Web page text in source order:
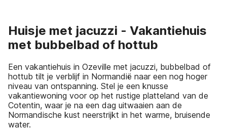
Huisje met jacuzzi - Vakantiehuis
met bubbelbad of hottub
Een vakantiehuis in Ozeville met jacuzzi, bubbelbad of
hottub tilt je verblijf in Normandië naar een nog hoger
niveau van ontspanning. Stel je een knusse
vakantiewoning voor op het rustige platteland van de
Cotentin, waar je na een dag uitwaaien aan de
Normandische kust neerstrijkt in het warme, bruisende
water.